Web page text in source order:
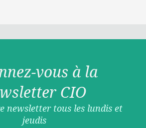
vous à la
CIO
newsletter tous les lundis et
jeudis